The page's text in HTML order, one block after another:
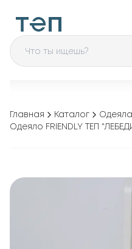
Главная Каталог
Одеяла
Одеяло FRIENDLY ТЕП